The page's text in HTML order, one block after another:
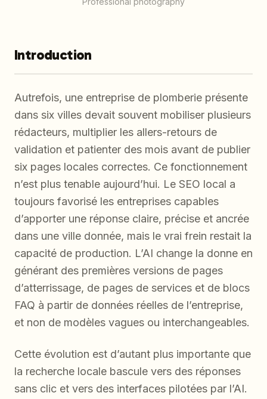
Introduction
Autrefois, une entreprise de plomberie présente
dans six villes devait souvent mobiliser plusieurs
rédacteurs, multiplier les allers-retours de
validation et patienter des mois avant de publier
six pages locales correctes. Ce fonctionnement
n’est plus tenable aujourd’hui. Le SEO local a
toujours favorisé les entreprises capables
d’apporter une réponse claire, précise et ancrée
dans une ville donnée, mais le vrai frein restait la
capacité de production. L’AI change la donne en
générant des premières versions de pages
d’atterrissage, de pages de services et de blocs
FAQ à partir de données réelles de l’entreprise,
et non de modèles vagues ou interchangeables.
Cette évolution est d’autant plus importante que
la recherche locale bascule vers des réponses
sans clic et vers des interfaces pilotées par l’AI.